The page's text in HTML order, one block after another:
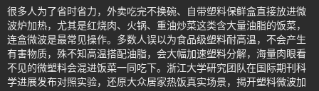
很多人为了省时省力，外卖吃完不换碗、自带塑料保鲜盒直接放进微
波炉加热，尤其是红烧肉、火锅、重油炒菜这类含大量油脂的饭菜，
连盒微波是最常见操作。多数人误以为食品级塑料耐高温，不会产生
有害物质，殊不知高温搭配油脂，会大幅加速塑料分解，海量肉眼看
不见的微塑料会混进饭菜一同吃下。浙江大学研究团队在国际期刊科
学进展发布对照实验，还原大众居家热饭真实场景，揭开塑料微波加